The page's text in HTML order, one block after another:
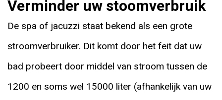
Verminder uw stoomverbruik
De spa of jacuzzi staat bekend als een grote
stroomverbruiker. Dit komt door het feit dat uw
bad probeert door middel van stroom tussen de
1200 en soms wel 15000 liter (afhankelijk van uw